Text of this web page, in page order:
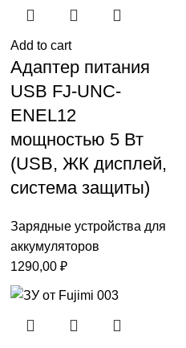
Add to cart
Адаптер питания
USB FJ-UNC-
ENEL12
мощностью 5 Вт
(USB, ЖК дисплей,
система защиты)
Зарядные устройства для
аккумуляторов
1290,00 ₽